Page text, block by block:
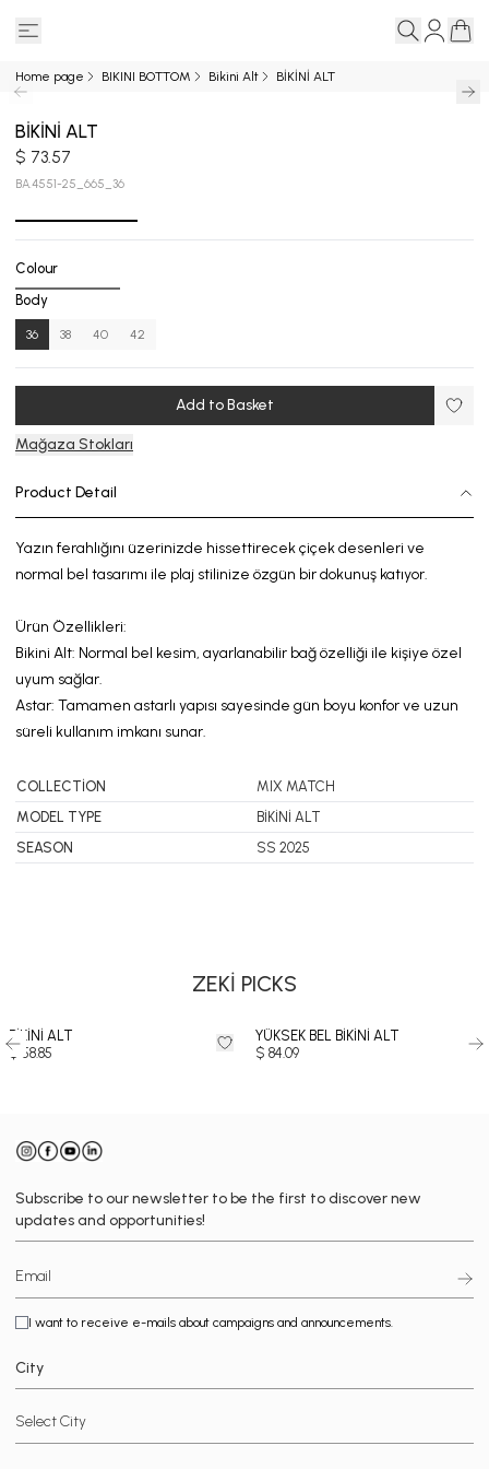
Home page BIKINI BOTTOM Bikini Alt BİKİNİ ALT
BİKİNİ ALT
$ 73.57
BA.4551-25_665_36
Colour
Body
36 38 40 42
Add to Basket
Mağaza Stokları
Product Detail
Yazın ferahlığını üzerinizde hissettirecek çiçek desenleri ve
normal bel tasarımı ile plaj stilinize özgün bir dokunuş katıyor.
Ürün Özellikleri:
Bikini Alt: Normal bel kesim, ayarlanabilir bağ özelliği ile kişiye özel
uyum sağlar.
Astar: Tamamen astarlı yapısı sayesinde gün boyu konforve uzun
süreli kullanım imkanı sunar.
COLLECTİON
MIX MATCH
MODEL TYPE
BİKİNİ ALT
SEASON
SS 2025
ZEKİ PICKS
BİKİNİ ALT
$ 58.85
YÜKSEK BEL BİKİNİ ALT
$ 84.09
Subscribe to our newsletter to be the first to discover new
updates and opportunities!
I want to receive e-mails about campaigns and announcements.
City